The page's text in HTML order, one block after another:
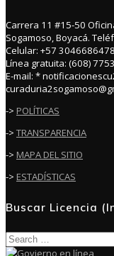
Carrera 11 #15-50
Sogamoso, Boyacá.
Celular: +57 3046686478
Línea gratuita: (608)
E-mail: *
-> POLÍTICAS
-> TRANSPARENCIA
-> MAPA DEL SITIO
-> ESTADÍSTICAS
Buscar Licencia
Search
for: